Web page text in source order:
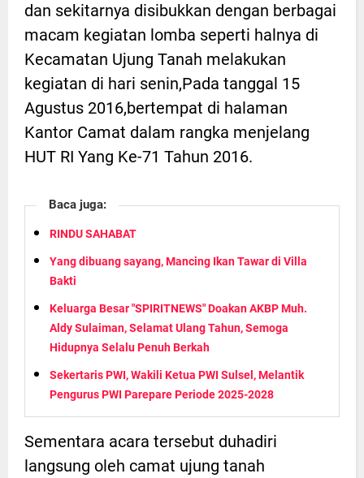
dan sekitarnya disibukkan dengan berbagai
macam kegiatan lomba seperti halnya di
Kecamatan Ujung Tanah melakukan
kegiatan di hari senin,Pada tanggal 15
Agustus 2016,bertempat di halaman
Kantor Camat dalam rangka menjelang
HUT RI Yang Ke-71 Tahun 2016.
Baca juga:
RINDU SAHABAT
Yang dibuang sayang, Mancing Ikan Tawar di Villa
Bakti
Keluarga Besar "SPIRITNEWS" Doakan AKBP Muh.
Aldy Sulaiman, Selamat Ulang Tahun, Semoga
Hidupnya Selalu Penuh Berkah
Sekertaris PWI, Wakili Ketua PWI Sulsel, Melantik
Pengurus PWI Parepare Periode 2025-2028
Sementara acara tersebut duhadiri
langsung oleh camat ujung tanah